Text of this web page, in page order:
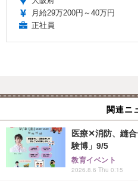
月給29万200円～40万円
正社員
関連ニ
医療✕消防、縫
験博」9/5
教育イベント
2026.8.6 Thu 0:15